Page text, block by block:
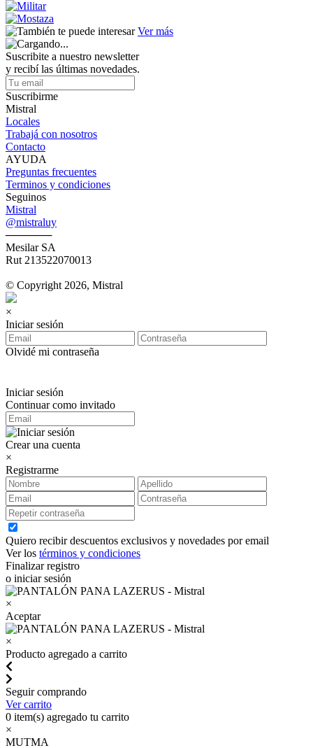
Ver más
Suscribite a nuestro newsletter
y recibí las últimas novedades.
Suscribirme
Mistral
Locales
Trabajá con nosotros
Contacto
AYUDA
Preguntas frecuentes
Terminos y condiciones
Seguinos
Mistral
@mistraluy
──────
Mesilar SA
Rut 213522070013
© Copyright 2026, Mistral
×
Iniciar sesión
Olvidé mi contraseña
Iniciar sesión
Continuar como invitado
Crear una cuenta
×
Registrarme
Quiero recibir descuentos exclusivos y novedades por email
Ver los términos y condiciones
Finalizar registro
o iniciar sesión
×
Aceptar
×
Producto agregado a carrito
Seguir comprando
Ver carrito
0 item(s) agregado tu carrito
×
MUTMA